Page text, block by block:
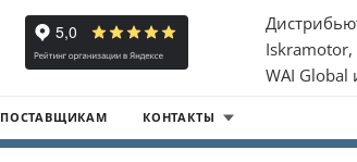
Iskramotor,
WAI Global
ПОСТАВЩИКАМ КОНТАКТЫ